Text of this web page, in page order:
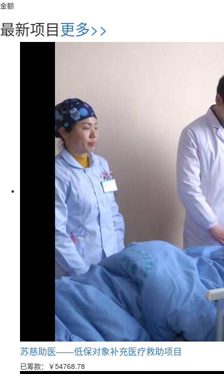
金额
最新项目更多>>
苏慈助医——低保对象补充医疗救助项目
已筹款： ￥54768.78